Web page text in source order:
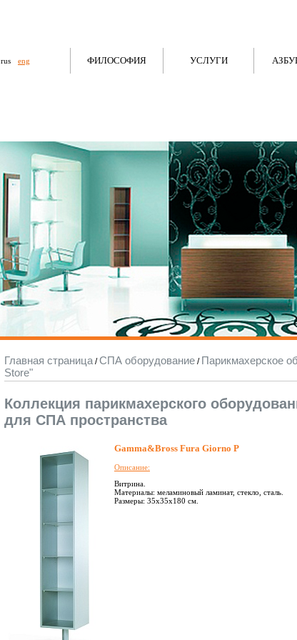
rus eng ФИЛОСОФИЯ УСЛУГИ
Главная страница/СПА оборудование / Парикмахерское
Store"
Коллекция парикмахерского
для СПА пространства
Gamma&Bross Fura Giorno P
Описание:
Витрина.
Материалы: меламиновый ламинат, стекло, сталь.
Размеры: 35х35х180 см.